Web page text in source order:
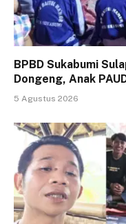
BPBD Sukabumi
Dongeng, Anak
5 Agustus 2026